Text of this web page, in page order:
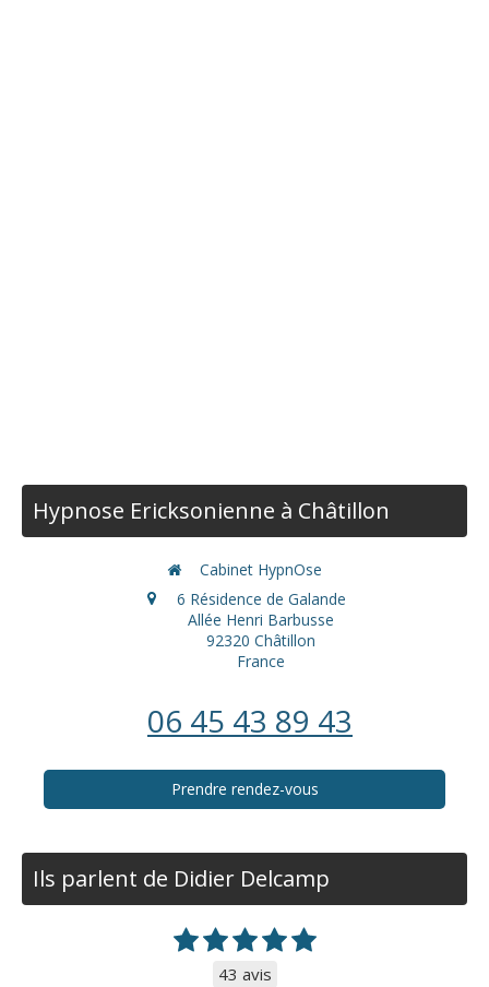
Hypnose Ericksonienne à Châtillon
Cabinet HypnOse
6 Résidence de Galande
Allée Henri Barbusse
92320 Châtillon
France
06 45 43 89 43
Prendre rendez-vous
Ils parlent de Didier Delcamp
43 avis